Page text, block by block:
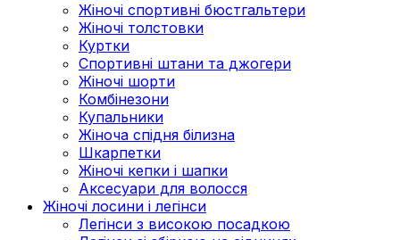
Жіночі спортивні бюстгальтери
Жіночі толстовки
Куртки
Спортивні штани та джогери
Жіночі шорти
Комбінезони
Купальники
Жіноча спідня білизна
Шкарпетки
Жіночі кепки і шапки
Аксесуари для волосся
Жіночі лосини і легінси
Легінси з високою посадкою